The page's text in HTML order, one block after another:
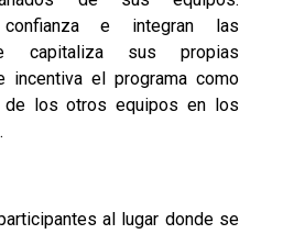
e integran las
capitaliza sus propias
incentiva el programa como
de los otros equipos en los
al lugar donde se